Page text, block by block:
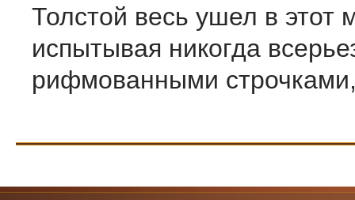
Толстой весь ушел в этот
испытывая никогда
рифмованными